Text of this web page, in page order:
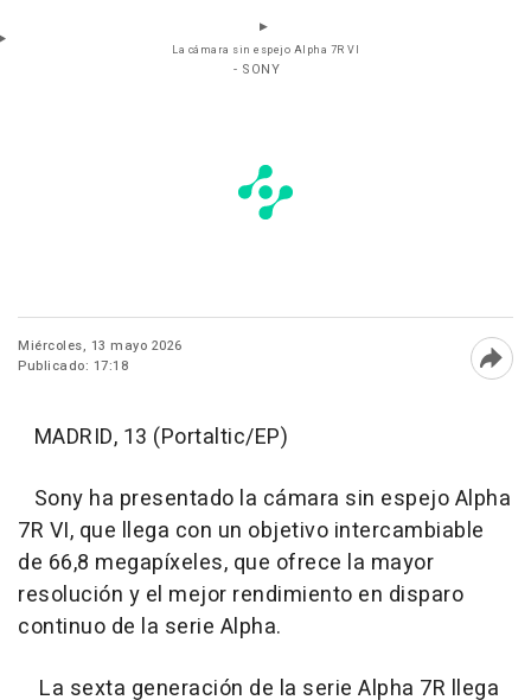
La cámara sin espejo Alpha 7R VI
- SONY
Miércoles, 13 mayo 2026
Publicado: 17:18
MADRID, 13 (Portaltic/EP)
Sony ha presentado la cámara sin espejo Alpha
7R VI, que llega con un objetivo intercambiable
de 66,8 megapíxeles, que ofrece la mayor
resolución y el mejor rendimiento en disparo
continuo de la serie Alpha.
La sexta generación de la serie Alpha 7R llega